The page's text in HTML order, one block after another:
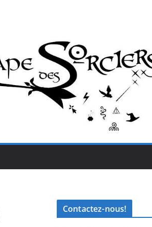
Contactez-nous!